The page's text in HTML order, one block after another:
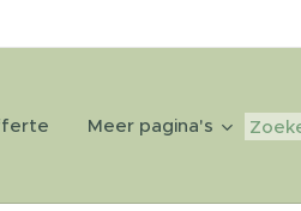
Meer pagina's